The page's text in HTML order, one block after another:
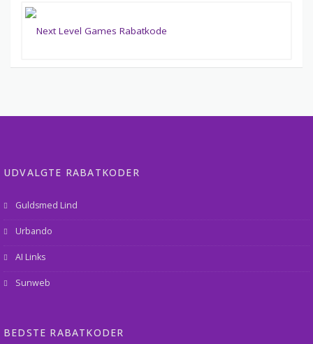
UDVALGTE RABATKODER
Guldsmed Lind
Urbando
AI Links
Sunweb
BEDSTE RABATKODER